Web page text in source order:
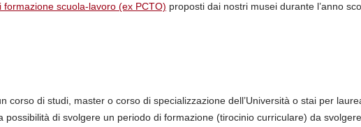
formazione scuola-lavoro (ex PCTO) proposti dai nostri musei durante l’anno
corso di studi, master o corso di specializzazione dell’Università o stai per
possibilità di svolgere un periodo di formazione (tirocinio curriculare) da